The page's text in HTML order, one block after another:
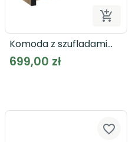
do koszyka

Komoda z szufladami
DALATE DQLK211
699,00 zł
favorite_border